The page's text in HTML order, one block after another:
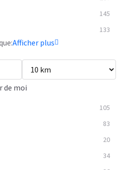
59
41
2
4
4
19
17
1
145
133
Afficher plus
de moi
105
83
20
34